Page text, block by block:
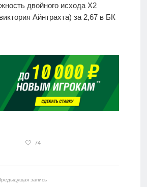
двойного исхода Х2
Айнтрахта) за 2,67 в БК
74
запись